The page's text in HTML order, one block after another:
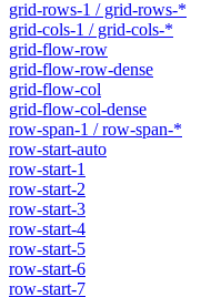
grid-rows-1 / grid-rows-*
grid-cols-1 / grid-cols-*
grid-flow-row
grid-flow-row-dense
grid-flow-col
grid-flow-col-dense
row-span-1 / row-span-*
row-start-auto
row-start-1
row-start-2
row-start-3
row-start-4
row-start-5
row-start-6
row-start-7